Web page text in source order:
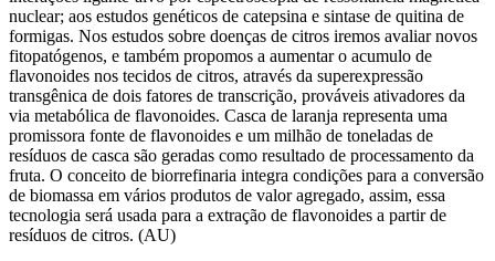
nuclear; aos estudos genéticos de catepsina e sintase de quitina de
formigas. Nos estudos sobre doenças de citros iremos avaliar novos
fitopatógenos, e também propomos a aumentar o acumulo de
flavonoides nos tecidos de citros, através da superexpressão
transgênica de dois fatores de transcrição, prováveis ativadores da
via metabólica de flavonoides. Casca de laranja representa uma
promissora fonte de flavonoides e um milhão de toneladas de
resíduos de casca são geradas como resultado de processamento da
fruta. O conceito de biorrefinaria integra condições para a conversão
de biomassa em vários produtos de valor agregado, assim, essa
tecnologia será usada para a extração de flavonoides a partir de
resíduos de citros. (AU)